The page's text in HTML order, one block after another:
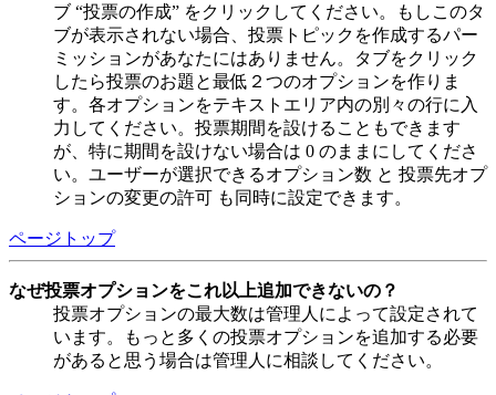
ブ “投票の作成” をクリックしてください。もしこのタ
ブが表示されない場合、投票トピックを作成するパー
ミッションがあなたにはありません。タブをクリック
したら投票のお題と最低２つのオプションを作りま
す。各オプションをテキストエリア内の別々の行に入
力してください。投票期間を設けることもできます
が、特に期間を設けない場合は 0 のままにしてくださ
い。ユーザーが選択できるオプション数 と 投票先オプ
ションの変更の許可 も同時に設定できます。
ページトップ
なぜ投票オプションをこれ以上追加できないの？
投票オプションの最大数は管理人によって設定されて
います。もっと多くの投票オプションを追加する必要
があると思う場合は管理人に相談してください。